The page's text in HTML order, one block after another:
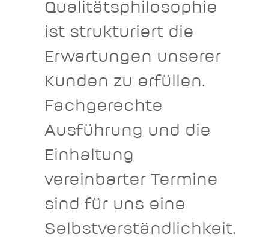
Qualitätsphilosophie
ist strukturiert die
Erwartungen unserer
Kunden zu erfüllen.
Fachgerechte
Ausführung und die
Einhaltung
vereinbarter Termine
sind für uns eine
Selbstverständlichkeit.